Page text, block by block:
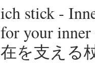
ich stick -
for your
在を支える